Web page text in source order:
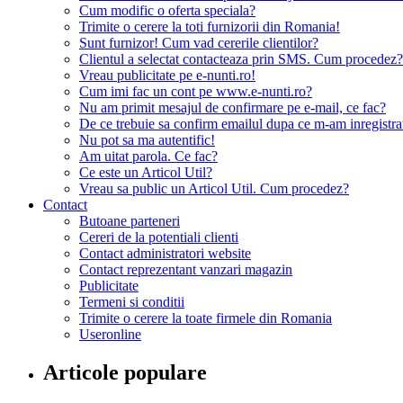
Cum modific o oferta speciala?
Trimite o cerere la toti furnizorii din Romania!
Sunt furnizor! Cum vad cererile clientilor?
Clientul a selectat contacteaza prin SMS. Cum procedez?
Vreau publicitate pe e-nunti.ro!
Cum imi fac un cont pe www.e-nunti.ro?
Nu am primit mesajul de confirmare pe e-mail, ce fac?
De ce trebuie sa confirm emailul dupa ce m-am
Nu pot sa ma autentific!
Am uitat parola. Ce fac?
Ce este un Articol Util?
Vreau sa public un Articol Util. Cum procedez?
Contact
Butoane parteneri
Cereri de la potentiali clienti
Contact administratori website
Contact reprezentant vanzari magazin
Publicitate
Termeni si conditii
Trimite o cerere la toate firmele din Romania
Useronline
Articole populare